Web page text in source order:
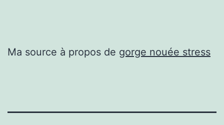
Ma source à propos de gorge nouée stress